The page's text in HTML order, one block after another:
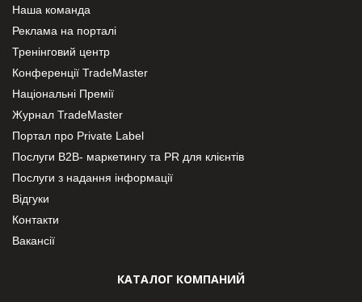
Наша команда
Реклама на порталі
Тренінговий центр
Конференції TradeMaster
Національні Премії
Журнал TradeMaster
Портал про Private Label
Послуги В2В- маркетингу та PR для клієнтів
Послуги з надання інформації
Відгуки
Контакти
Вакансії
КАТАЛОГ КОМПАНИЙ